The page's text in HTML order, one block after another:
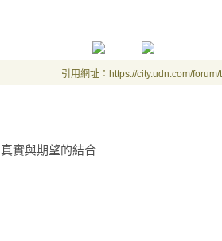
引用網址：https://city.udn.com/
真實與期望的結合